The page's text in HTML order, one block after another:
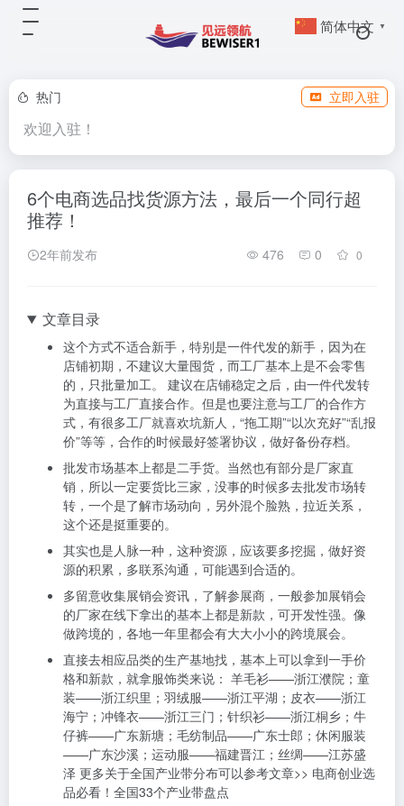
热门 立即入驻
欢迎入驻！
6个电商选品找货源方法，最后一个同行超
推荐！
2年前发布 476 0 0
文章目录
这个方式不适合新手，特别是一件代发的新手，因为在
店铺初期，不建议大量囤货，而工厂基本上是不会零售
的，只批量加工。 建议在店铺稳定之后，由一件代发转
为直接与工厂直接合作。但是也要注意与工厂的合作方
式，有很多工厂就喜欢坑新人，“拖工期”“以次充好”“乱报
价”等等，合作的时候最好签署协议，做好备份存档。
批发市场基本上都是二手货。当然也有部分是厂家直
销，所以一定要货比三家，没事的时候多去批发市场转
转，一个是了解市场动向，另外混个脸熟，拉近关系，
这个还是挺重要的。
其实也是人脉一种，这种资源，应该要多挖掘，做好资
源的积累，多联系沟通，可能遇到合适的。
多留意收集展销会资讯，了解参展商，一般参加展销会
的厂家在线下拿出的基本上都是新款，可开发性强。像
做跨境的，各地一年里都会有大大小小的跨境展会。
直接去相应品类的生产基地找，基本上可以拿到一手价
格和新款，就拿服饰类来说： 羊毛衫——浙江濮院；童
装——浙江织里；羽绒服——浙江平湖；皮衣——浙江
海宁；冲锋衣——浙江三门；针织衫——浙江桐乡；牛
仔裤——广东新塘；毛纺制品——广东士郎；休闲服装
——广东沙溪；运动服——福建晋江；丝绸——江苏盛
泽 更多关于全国产业带分布可以参考文章>> 电商创业选
品必看！全国33个产业带盘点
简体中文 ▼